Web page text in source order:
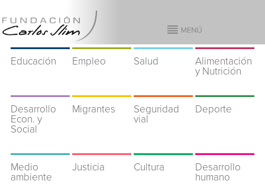
Educación Empleo Salud
Alimentación
y Nutrición
Desarrollo
Econ. y
Social
Migrantes
Seguridad
vial
Deporte
Medio
ambiente
Justicia Cultura
Desarrollo
humano